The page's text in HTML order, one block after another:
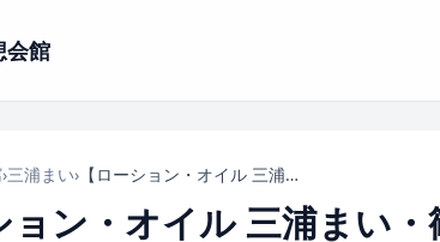
会館
›三浦まい› 【ローション・オイル 三浦まい・篠田ゆう・大崎美佳】着たままローション学園｜1fset00413
ョン・オイル 三浦まい